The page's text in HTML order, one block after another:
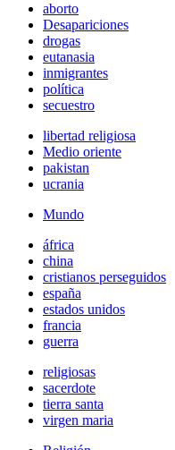
aborto
Desapariciones
drogas
eutanasia
inmigrantes
política
secuestro
libertad religiosa
Medio oriente
pakistan
ucrania
Mundo
áfrica
china
cristianos perseguidos
españa
estados unidos
francia
guerra
religiosas
sacerdote
tierra santa
virgen maria